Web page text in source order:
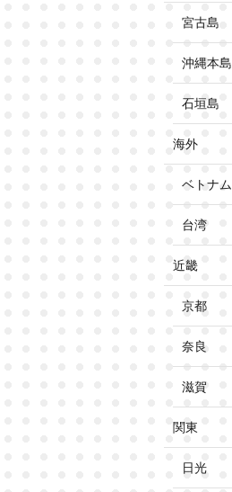
宮古島
沖縄本島
石垣島
海外
ベトナム
台湾
近畿
京都
奈良
滋賀
関東
日光